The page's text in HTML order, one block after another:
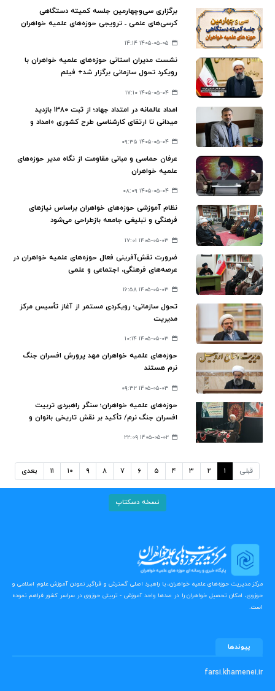
برگزاری سی‌وچهارمین جلسه کمیته دستگاهی
کرسی‌های علمی ـ ترویجی حوزه‌های علمیه خواهران
۱۴۰۵-۰۵-۰۵ ۱۴:۱۴
نشست مدیران استانی حوزه‌های علمیه خواهران با
رویکرد تحول سازمانی برگزار شد+ فیلم
۱۴۰۵-۰۵-۰۴ ۱۷:۱۰
امداد عالمانه در امتداد جهاد؛ از ثبت ۱۳۸۰ بازدید
میدانی تا ارتقای کارشناسی طرح کشوری «امداد و
۱۴۰۵-۰۵-۰۴ ۰۹:۳۵
عرفان حماسی و مبانی مقاومت از نگاه مدیر حوزه‌های
علمیه خواهران
۱۴۰۵-۰۵-۰۴ ۰۸:۰۹
نظام آموزشی حوزه‌های خواهران براساس نیازهای
فرهنگی و تبلیغی جامعه بازطراحی می‌شود
۱۴۰۵-۰۵-۰۳ ۱۷:۰۱
ضرورت نقش‌آفرینی فعال حوزه‌های علمیه خواهران در
عرصه‌های فرهنگی، اجتماعی و علمی
۱۴۰۵-۰۵-۰۳ ۱۶:۵۸
تحول سازمانی؛ رویکردی مستمر از آغاز تأسیس مرکز
مدیریت
۱۴۰۵-۰۵-۰۳ ۱۰:۱۴
حوزه‌های علمیه خواهران مهد پرورش افسران جنگ
نرم هستند
۱۴۰۵-۰۵-۰۳ ۰۹:۳۲
حوزه‌های علمیه خواهران؛ سنگر راهبردی تربیت
افسران جنگ نرم/ تأکید بر نقش تاریخی بانوان و
۱۴۰۵-۰۵-۰۲ ۲۲:۰۹
قبلی ۱ ۲ ۳ ۴ ۵ ۶ ۷ ۸ ۹ ۱۰ ۱۱ بعدی
نسخه دسکتاپ
مرکز مدیریت حوزه‌های علمیه خواهران، با راهبرد اصلی گسترش و فراگیر نمودن آموزش علوم اسلامی و
حوزوی، امکان تحصیل خواهران را در صدها واحد آموزشی - تربیتی حوزوی در سراسر کشور فراهم نموده
است.
پیوندها
farsi.khamenei.ir